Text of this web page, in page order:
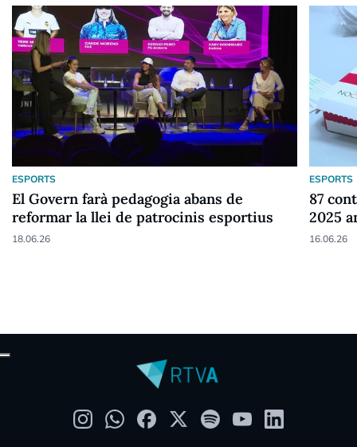
ESPORTS
El Govern farà pedagogia abans de
reformar la llei de patrocinis esportius
18.06.26
ESPORTS
87
2025
16.06.26